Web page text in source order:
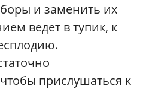
и заменить их
ведет в тупик, к
прислушаться к